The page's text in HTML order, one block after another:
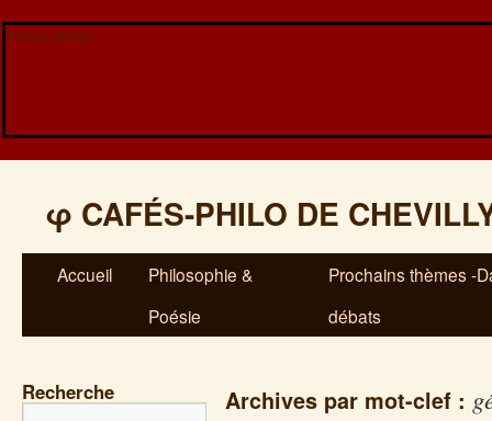
Veuillez patienter...
φ CAFÉS-PHILO DE
Accueil
Philosophie &
Poésie
Prochains thèmes -
débats
Recherche Archives par mot-clef :